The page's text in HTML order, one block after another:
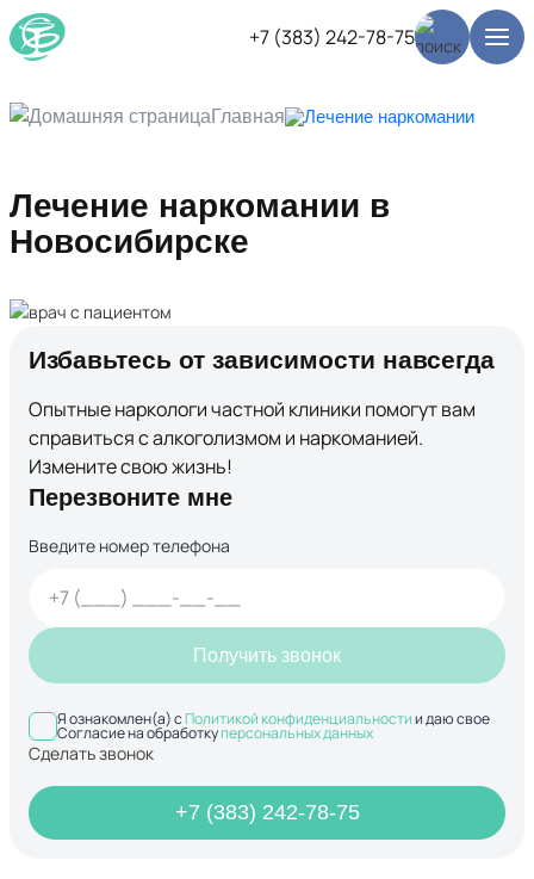
+7 (383) 242-78-75
Главная Лечение наркомании
Лечение наркомании в
Новосибирске
Избавьтесь от зависимости навсегда
Опытные наркологи частной клиники помогут вам
справиться с алкоголизмом и наркоманией.
Измените свою жизнь!
Перезвоните мне
Введите номер телефона
Получить звонок
Я ознакомлен(а) сПолитикой конфиденциальностии даю свое
Согласие на обработкуперсональных данных
Сделать звонок
+7 (383) 242-78-75